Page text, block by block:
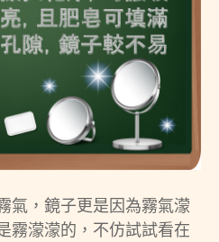
氣，鏡子更是因為霧氣濛
霧濛濛的，不仿試試看在